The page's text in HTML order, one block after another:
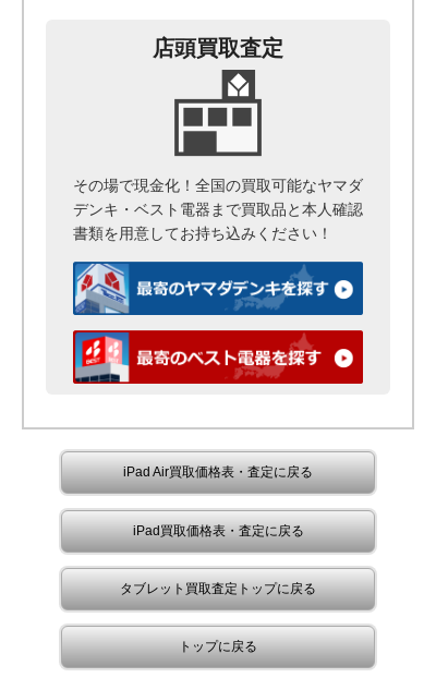
店頭買取査定
その場で現金化！全国の買取可能なヤマダ
デンキ・ベスト電器まで買取品と本人確認
書類を用意してお持ち込みください！
iPad Air買取価格表・査定に戻る
iPad買取価格表・査定に戻る
タブレット買取査定トップに戻る
トップに戻る